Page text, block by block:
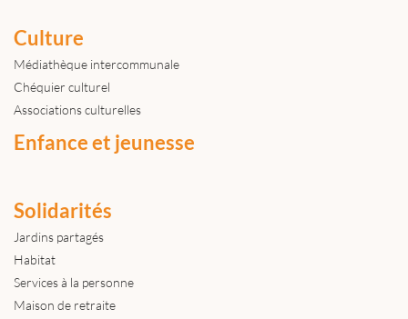
Culture
Médiathèque intercommunale
Chéquier culturel
Associations culturelles
Enfance et jeunesse
Solidarités
Jardins partagés
Habitat
Services à la personne
Maison de retraite